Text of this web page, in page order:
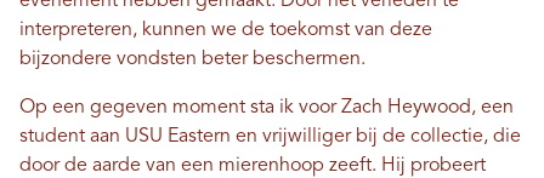
interpreteren, kunnen we de toekomst van deze
bijzondere vondsten beter beschermen.
Op een gegeven moment sta ik voor Zach Heywood, een
student aan USU Eastern en vrijwilliger bij de collectie, die
door de aarde van een mierenhoop zeeft. Hij probeert